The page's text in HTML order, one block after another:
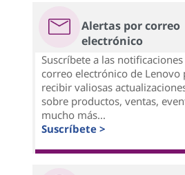
Alertas por correo
electrónico
Suscríbete a las
correo electrónico de Lenovo
recibir valiosas
sobre productos, ventas,
mucho más...
Suscríbete >